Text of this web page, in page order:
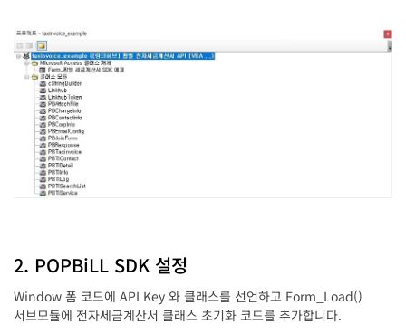
2. POPBiLL SDK 설정
Window 폼 코드에 API Key 와 클래스를 선언하고 Form_Load()
서브모듈에 전자세금계산서 클래스 초기화 코드를 추가합니다.